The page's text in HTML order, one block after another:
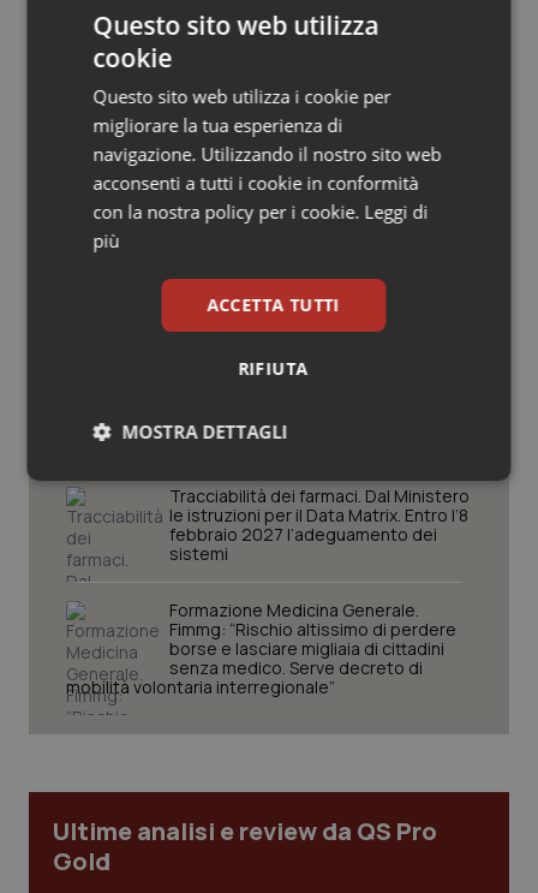
Salute orale & impianti
Sangue & coagulazione
Tiroide
Tumore al seno
Tumore ovarico
Tumori del Polmone & Testa Collo
Vaccini
Potrebbe interessarti in
Lavoro e Professioni
approvazione dell’adeguamento
delle tariffe ospedaliere, così rinvio
rinnovo contratto sanità privata”
West Nile. Rete Izs: “Sorveglianza e
pronta”
Tracciabilità dei farmaci. Dal Ministero
le istruzioni per il Data Matrix. Entro l’8
febbraio 2027 l’adeguamento dei
sistemi
Formazione Medicina Generale.
Fimmg: “Rischio altissimo di perdere
borse e lasciare migliaia di cittadini
senza medico. Serve decreto di
mobilità volontaria interregionale”
Ultime analisi e review da QS Pro
Gold
Questo sito web utilizza
cookie
Questo sito web utilizza i cookie per
migliorare la tua esperienza di
navigazione. Utilizzando il nostro sito web
acconsenti a tutti i cookie in conformità
con la nostra policy per i cookie. Leggi di
più
ACCETTA TUTTI
RIFIUTA
MOSTRA DETTAGLI
Necessari Statistici Marketing
Necessari Statistici Marketing
I cookie necessari contribuiscono a rendere fruibile il
sito web abilitandone funzionalità di base quali la
navigazione sulle pagine e l'accesso alle aree
VISITOR_PRIVACY_METADATA
YouTube